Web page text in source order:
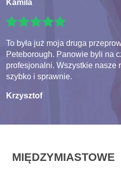
Kamila
To była już moja druga
Peteborough. Panowie byli na
profesjonalni. Wszystkie nasze
szybko i sprawnie.
Krzysztof
MIĘDZYMIASTOWE